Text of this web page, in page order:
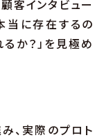
客インタビュー
当に存在するの
か？」を見極め
、実際のプロト